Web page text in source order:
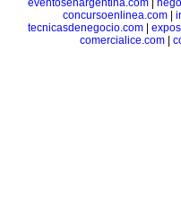
eventosenargentina.com
concursoenlinea.com|
tecnicasdenegocio.com
comercialice.com|